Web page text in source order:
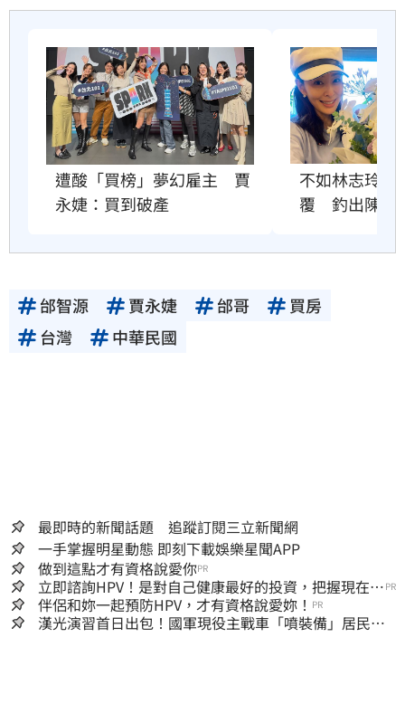
遭酸「買榜」夢幻雇主　賈
永婕：買到破產
不如林志玲？
覆　釣出陳水
邰智源 賈永婕 邰哥
買房
台灣
中華民國
最即時的新聞話題 追蹤訂閱三立新聞網
一手掌握明星動態 即刻下載娛樂星聞APP
做到這點才有資格說愛你PR
立即諮詢HPV！是對自己健康最好的投資，把握現在不
嫌晚！
PR
伴侶和妳一起預防HPV，才有資格說愛妳！ PR
漢光演習首日出包！國軍現役主戰車「噴裝備」居民撿